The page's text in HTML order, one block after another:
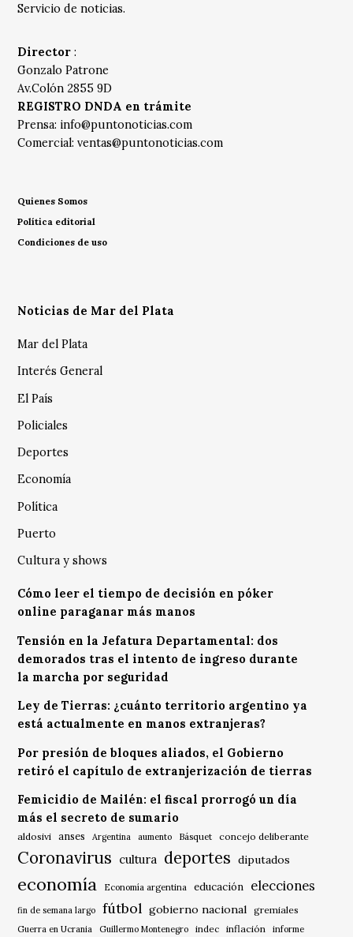
Servicio de noticias.
Director :
Gonzalo Patrone
Av.Colón 2855 9D
REGISTRO DNDA en trámite
Prensa: info@puntonoticias.com
Comercial:ventas@puntonoticias.com
Quienes Somos
Política editorial
Condiciones de uso
Noticias de Mar del Plata
Mar del Plata
Interés General
El País
Policiales
Deportes
Economía
Política
Puerto
Cultura y shows
Cómo leer el tiempo de decisión en póker
online paraganar más manos
Tensión en la Jefatura Departamental: dos
demorados tras el intento de ingreso durante
la marcha por seguridad
Ley de Tierras: ¿cuánto territorio argentino ya
está actualmente en manos extranjeras?
Por presión de bloques aliados, el Gobierno
retiró el capítulo de extranjerización de tierras
Femicidio de Mailén: el fiscal prorrogó un día
más el secreto de sumario
aldosivi anses Argentina aumento Básquet concejo deliberante
Coronavirus cultura deportes diputados
economía Economía argentina educación elecciones
fin de semana largo fútbol gobierno nacional gremiales
Guerra en Ucrania Guillermo Montenegro indec inflación informe